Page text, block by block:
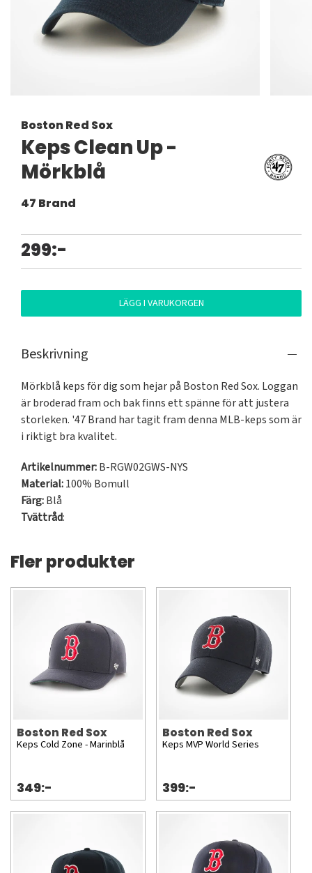
Boston Red Sox
Keps Clean Up -
Mörkblå
47 Brand
299:-
LÄGG I VARUKORGEN
Beskrivning
Mörkblå keps för dig som hejar på Boston Red Sox. Loggan
är broderad fram och bak finns ett spänne för att justera
storleken. '47 Brand har tagit fram denna MLB-keps som är
i riktigt bra kvalitet.
Artikelnummer:B-RGW02GWS-NYS
Material:100% Bomull
Färg:Blå
Tvättråd:
Fler produkter
Boston Red Sox
Keps Cold Zone - Marinblå
349:-
Boston Red Sox
Keps MVP World Series
399:-